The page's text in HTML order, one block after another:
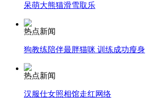
消防员救轻生者
呆萌大熊猫滑雪取乐
热点新闻
狗教练陪伴最胖猫咪 训练成功瘦身
热点新闻
汉服仕女照相馆走红网络